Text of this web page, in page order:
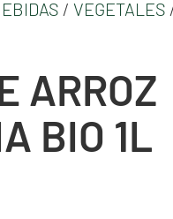
/ VEGETALES
ARROZ
BIO 1L